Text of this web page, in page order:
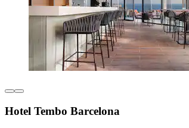
Hotel Tembo Barcelona